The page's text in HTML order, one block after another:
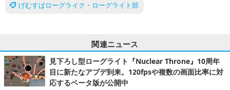
げむすぱローグライク・ローグライト部
関連ニュース
見下ろし型ローグライト『Nuclear Throne』10周年
目に新たなアプデ到来。120fpsや複数の画面比率に対
応するベータ版が公開中